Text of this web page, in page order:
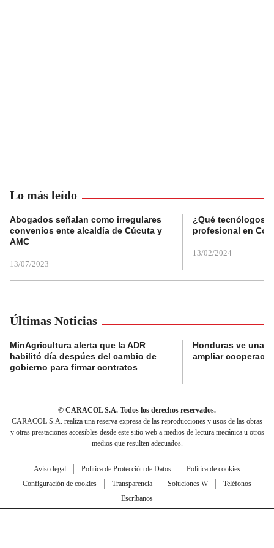
Lo más leído
Abogados señalan como irregulares
convenios ente alcaldía de Cúcuta y
AMC
13/07/2023
¿Qué tecnólogos
profesional en
13/02/2024
Últimas Noticias
MinAgricultura alerta que la ADR
habilitó día despúes del cambio de
gobierno para firmar contratos
Honduras ve una
ampliar
© CARACOL S.A. Todos los derechos reservados.
CARACOL S.A. realiza una reserva expresa de las reproducciones y usos de las obras
y otras prestaciones accesibles desde este sitio web a medios de lectura mecánica u otros
medios que resulten adecuados.
Aviso legal Política de Protección de Datos
Política de cookies
Configuración de cookies
Transparencia Soluciones W
Teléfonos
Escríbanos